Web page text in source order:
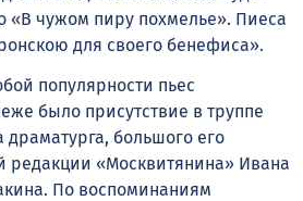
«В чужом пиру похмелье». Пиеса
для своего бенефиса».
популярности пьес
было присутствие в труппе
драматурга, большого его
редакции «Москвитянина» Ивана
По воспоминаниям